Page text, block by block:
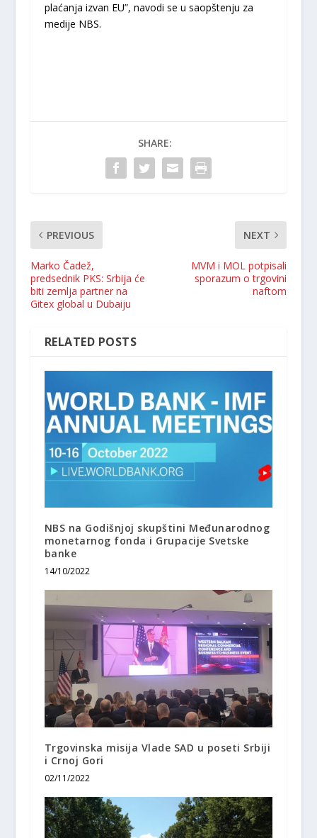
plaćanja izvan EU”, navodi se u saopštenju za
medije NBS.
SHARE:
PREVIOUS
Marko Čadež,
predsednik PKS: Srbija će
biti zemlja partner na
Gitex global u Dubaiju
NEXT
MVM i MOL potpisali
sporazum o trgovini
naftom
RELATED POSTS
NBS na Godišnjoj skupštini Međunarodnog
monetarnog fonda i Grupacije Svetske
banke
14/10/2022
Trgovinska misija Vlade SAD u poseti Srbiji
i Crnoj Gori
02/11/2022